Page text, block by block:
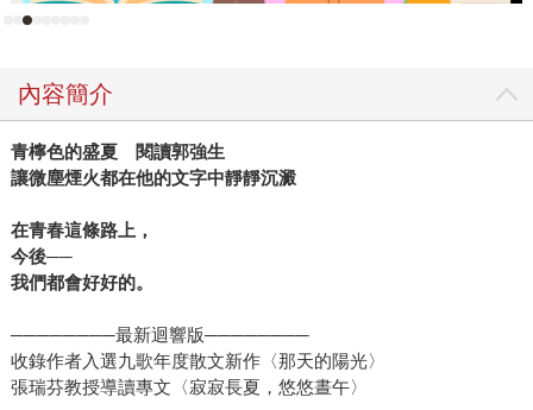
內容簡介
青檸色的盛夏 閱讀郭強生
讓微塵煙火都在他的文字中靜靜沉澱
在青春這條路上，
今後──
我們都會好好的。
────────最新迴響版────────
收錄作者入選九歌年度散文新作〈那天的陽光〉
張瑞芬教授導讀專文〈寂寂長夏，悠悠晝午〉